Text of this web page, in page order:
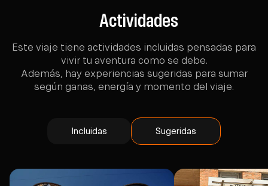
Actividades
Este viaje tiene actividades incluidas pensadas para
vivir tu aventura como se debe.
Además, hay experiencias sugeridas para sumar
según ganas, energía y momento del viaje.
Incluidas Sugeridas